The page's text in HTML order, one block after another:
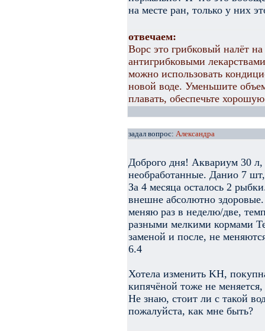
на месте ран, только у них
отвечаем:
Ворс это грибковый налёт
антигрибковыми
можно использовать
новой воде. Уменьшите
плавать, обеспечьте
задал вопрос: Александра
Доброго дня! Аквариум 30
необработанные. Данио 7
За 4 месяца осталось 2
внешне абсолютно
меняю раз в неделю/две,
разными мелкими кормами
заменой и после, не
6.4
Хотела изменить KH,
кипячёной тоже не
Не знаю, стоит ли с такой
пожалуйста, как мне быть?